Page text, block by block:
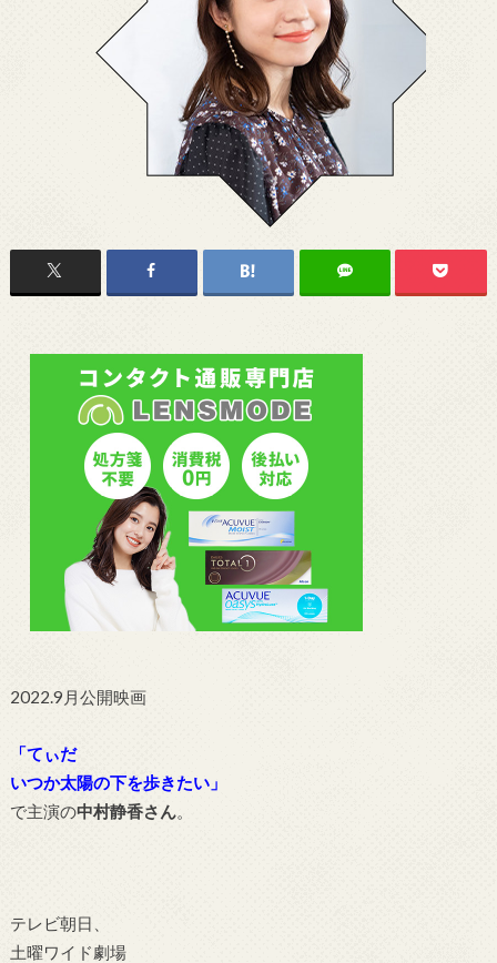
2022.9月公開映画
「てぃだ
いつか太陽の下を歩きたい」
で主演の中村静香さん。
テレビ朝日、
土曜ワイド劇場